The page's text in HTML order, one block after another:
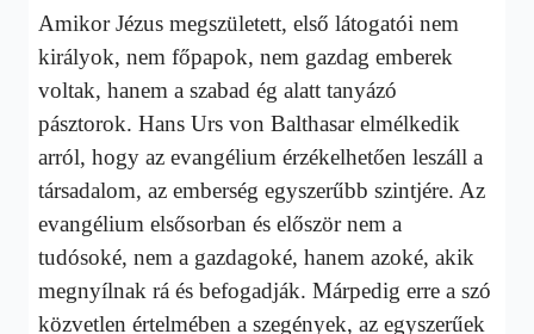
Amikor Jézus megszületett, első látogatói nem
királyok, nem főpapok, nem gazdag emberek
voltak, hanem a szabad ég alatt tanyázó
pásztorok. Hans Urs von Balthasar elmélkedik
arról, hogy az evangélium érzékelhetően leszáll a
társadalom, az emberség egyszerűbb szintjére. Az
evangélium elsősorban és először nem a
tudósoké, nem a gazdagoké, hanem azoké, akik
megnyílnak rá és befogadják. Márpedig erre a szó
közvetlen értelmében a szegények, az egyszerűek